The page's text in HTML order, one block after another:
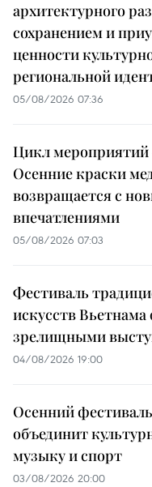
архитектурного
сохранением и
ценности
региональной
05/08/2026 07:36
Цикл
Осенние краски
возвращается с
впечатлениями
05/08/2026 07:03
Фестиваль
искусств
зрелищными
04/08/2026 19:00
Осенний
объединит
музыку и спорт
03/08/2026 20:00